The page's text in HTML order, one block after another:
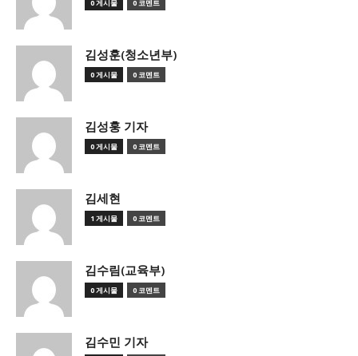
0 게시물 0 코멘트
김성훈(청소년부)
0 게시물 0 코멘트
김성훙 기자
0 게시물 0 코멘트
김세현
1 게시물 0 코멘트
김수림(교육부)
0 게시물 0 코멘트
김수민 기자